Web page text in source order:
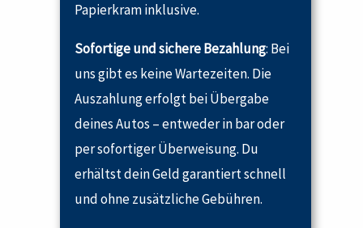
Papierkram inklusive.
Sofortige und sichere Bezahlung: Bei
uns gibt es keine Wartezeiten. Die
Auszahlung erfolgt bei Übergabe
deines Autos – entweder in bar oder
per sofortiger Überweisung. Du
erhältst dein Geld garantiert schnell
und ohne zusätzliche Gebühren.